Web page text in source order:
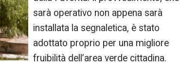
sarà operativo non appena sarà
installata la segnaletica, è stato
adottato proprio per una migliore
fruibilità dell’area verde cittadina.